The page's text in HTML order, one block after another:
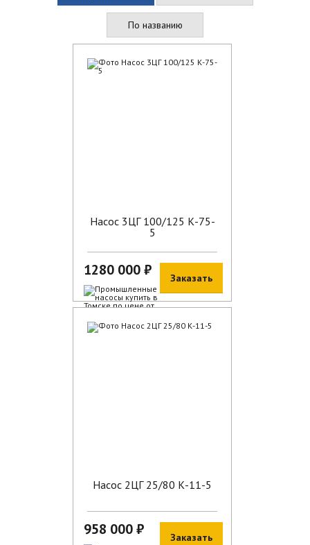
По названию
Насос 3ЦГ 100/125 К-75-
5
1280 000 ₽
В наличии
Заказать
Насос 2ЦГ 25/80 К-11-5
958 000 ₽ Заказать